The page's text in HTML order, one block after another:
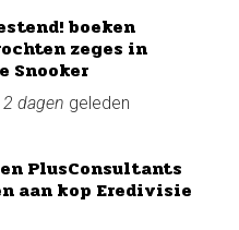
boeken
zeges in
Snooker
dagen geleden
PlusConsultants
aan kop Eredivisie